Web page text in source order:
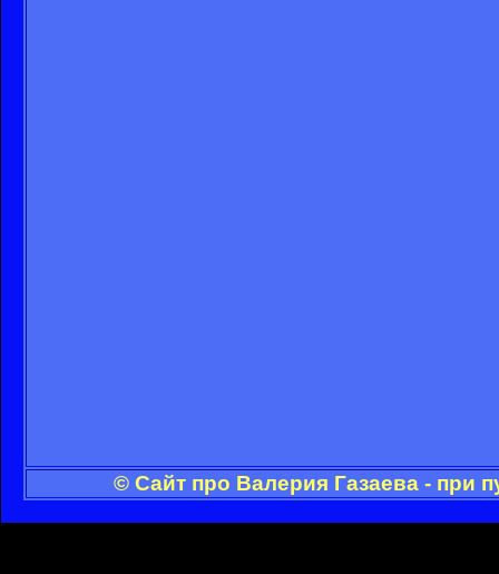
© Сайт про Валерия Газаева - при